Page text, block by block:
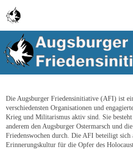
Skip to main content
Die Augsburger Friedensinitiative (AFI) ist
verschiedensten Organisationen und
Krieg und Militarismus aktiv sind. Sie
anderem den Augsburger Ostermarsch und
Friedenswochen durch. Die AFI beteiligt sich
Erinnerungskultur für die Opfer des